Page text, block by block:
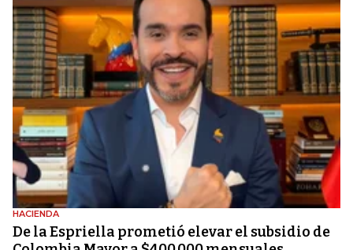
HACIENDA
De la Espriella prometió elevar el subsidio de